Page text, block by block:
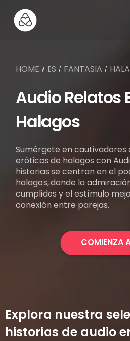
HOME / ES / FANTASIA /
Audio Relatos
Halagos
Sumérgete en cautivadores
eróticos de halagos con
historias se centran en el
halagos, donde la
cumplidos y el estímulo
conexión entre parejas.
COMIENZA
Explora nuestra
historias de audio